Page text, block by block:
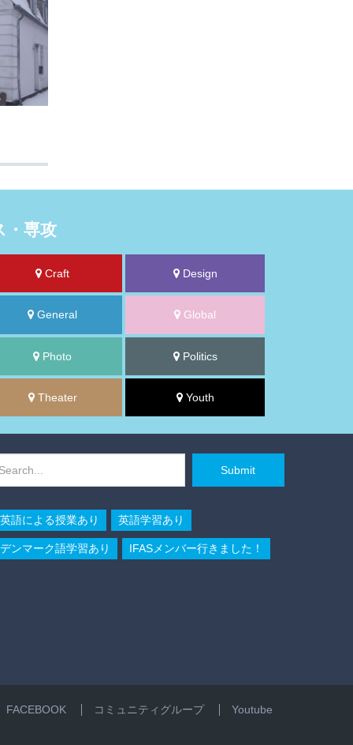
・専攻
Craft Design
General Global
Photo Politics
Theater Youth
Submit
英語による授業あり 英語学習あり
デンマーク語学習あり IFASメンバー行きました！
FACEBOOK コミュニティグループ Youtube